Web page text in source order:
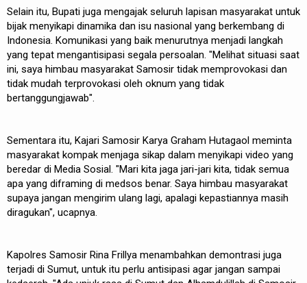
Selain itu, Bupati juga mengajak seluruh lapisan masyarakat untuk
bijak menyikapi dinamika dan isu nasional yang berkembang di
Indonesia. Komunikasi yang baik menurutnya menjadi langkah
yang tepat mengantisipasi segala persoalan. "Melihat situasi saat
ini, saya himbau masyarakat Samosir tidak memprovokasi dan
tidak mudah terprovokasi oleh oknum yang tidak
bertanggungjawab".
Sementara itu, Kajari Samosir Karya Graham Hutagaol meminta
masyarakat kompak menjaga sikap dalam menyikapi video yang
beredar di Media Sosial. "Mari kita jaga jari-jari kita, tidak semua
apa yang diframing di medsos benar. Saya himbau masyarakat
supaya jangan mengirim ulang lagi, apalagi kepastiannya masih
diragukan", ucapnya.
Kapolres Samosir Rina Frillya menambahkan demontrasi juga
terjadi di Sumut, untuk itu perlu antisipasi agar jangan sampai